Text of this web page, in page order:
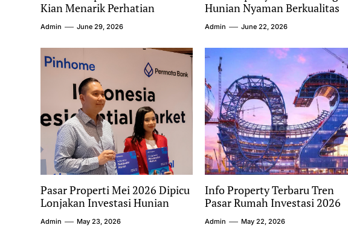
Kian Menarik Perhatian
Admin June 29, 2026
Hunian Nyaman Berkualitas
Admin June 22, 2026
Pasar Properti Mei 2026 Dipicu
Lonjakan Investasi Hunian
Admin May 23, 2026
Info Property Terbaru Tren
Pasar Rumah Investasi 2026
Admin May 22, 2026